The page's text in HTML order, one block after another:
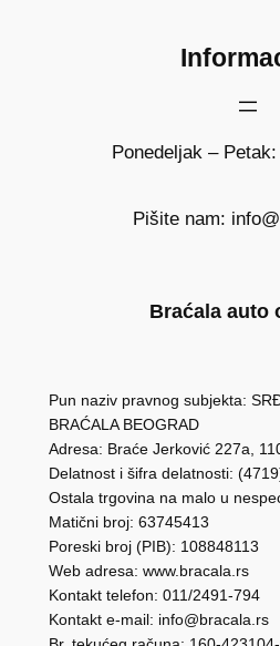
Ponedeljak –
Pišite nam:
Braćala auto
Pun naziv pravnog subjekta:
BRAĆALA BEOGRAD
Adresa: Braće Jerković 227a,
Delatnost i šifra delatnosti:
Ostala trgovina na malo u
Matični broj: 63745413
Poreski broj (PIB): 108848113
Web adresa: www.bracala.rs
Kontakt telefon: 011/2491-794
Kontakt e-mail: info@bracala.rs